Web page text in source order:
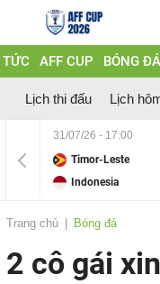
AFF CUP BÓNG ĐÁ
Lịch thi đấu Lịch
31/07/26 - 17:00
Timor-Leste
Indonesia
Trang chủ Bóng đá
2 cô gái